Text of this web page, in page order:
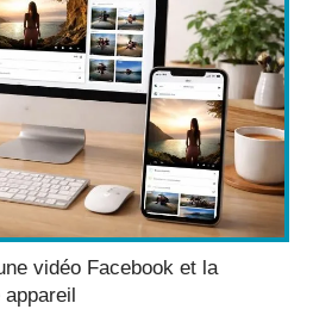
vidéo Facebook et la